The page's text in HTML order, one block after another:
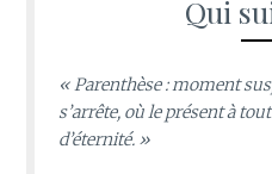
Qui
« Parenthèse : moment
s’arrête, où le présent à
d’éternité. »